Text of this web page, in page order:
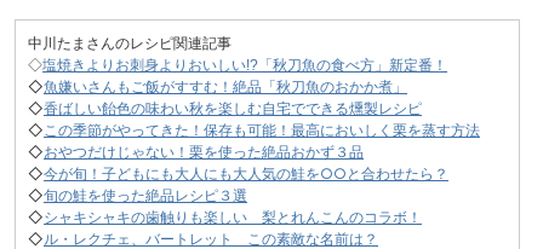
中川たまさんのレシピ関連記事
◇塩焼きよりお刺身よりおいしい!?「秋刀魚の食べ方」新定番！
◇魚嫌いさんもご飯がすすむ！絶品「秋刀魚のおかか煮」
◇香ばしい飴色の味わい秋を楽しむ自宅でできる燻製レシピ
◇この季節がやってきた！保存も可能！最高においしく栗を蒸す方法
◇おやつだけじゃない！栗を使った絶品おかず３品
◇今が旬！子どもにも大人にも大人気の鮭を○○と合わせたら？
◇旬の鮭を使った絶品レシピ３選
◇シャキシャキの歯触りも楽しい 梨とれんこんのコラボ！
◇ル・レクチェ、バートレット この素敵な名前は？